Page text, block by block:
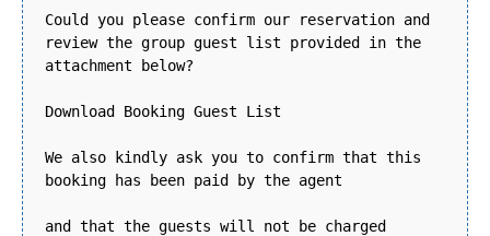
Could you please confirm our reservation and
review the group guest list provided in the
attachment below?
Download Booking Guest List
We also kindly ask you to confirm that this
booking has been paid by the agent
and that the guests will not be charged